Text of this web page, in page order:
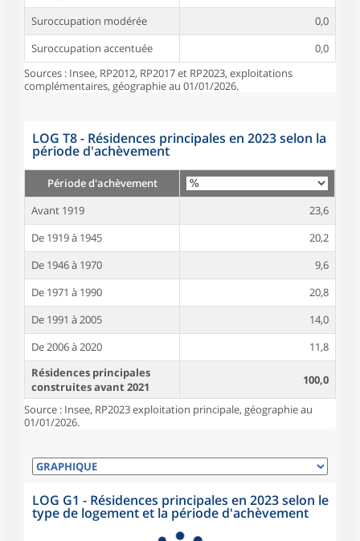
Suroccupation modérée
0,0
Suroccupation accentuée
0,0
Sources : Insee, RP2012, RP2017 et RP2023, exploitations
complémentaires, géographie au 01/01/2026.
LOG T8 - Résidences principales en 2023 selon la
période d'achèvement
Période d'achèvement
Avant 1919
23,6
De 1919 à 1945
20,2
De 1946 à 1970
9,6
De 1971 à 1990
20,8
De 1991 à 2005
14,0
De 2006 à 2020
11,8
Résidences principales
construites avant 2021
100,0
Source : Insee, RP2023 exploitation principale, géographie au
01/01/2026.
LOG G1 - Résidences principales en 2023 selon le
type de logement et la période d'achèvement